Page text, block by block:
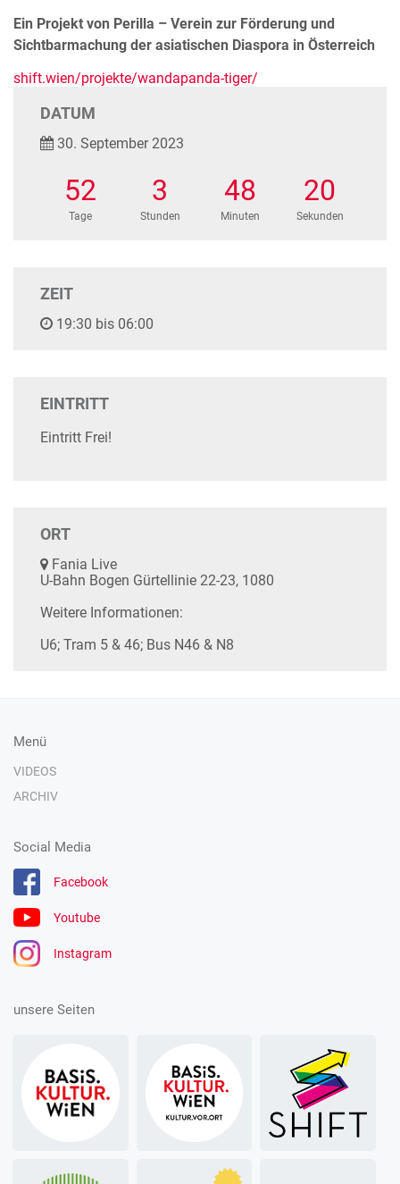
Ein Projekt von Perilla – Verein zur Förderung und
Sichtbarmachung der asiatischen Diaspora in Österreich
shift.wien/projekte/wandapanda-tiger/
DATUM
30. September 2023
52
Tage
3
Stunden
48
Minuten
20
Sekunden
ZEIT
19:30 bis 06:00
EINTRITT
Eintritt Frei!
ORT
Fania Live
U-Bahn Bogen Gürtellinie 22-23, 1080
Weitere Informationen:
U6; Tram 5 & 46; Bus N46 & N8
Menü
VIDEOS
ARCHIV
Social Media
Facebook
Youtube
Instagram
unsere Seiten